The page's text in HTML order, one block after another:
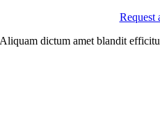
Request
Aliquam dictum amet blandit